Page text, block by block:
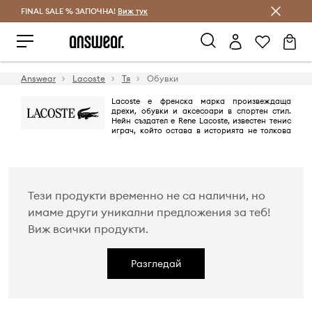
Спестявай с Answear Club
FINAL SALE % ЗАПОЧНА! Виж тук
Answear Lacoste Тя Обувки
Lacoste е френска марка произвеждаща
дрехи, обувки и аксесоари в спортен стил.
Нейн създател е Rene Lacoste, известен тенис
играч, който остава в историята не толкова
Тези продукти временно не са налични, но
имаме други уникални предложения за теб!
Виж всички продукти.
Разгледай